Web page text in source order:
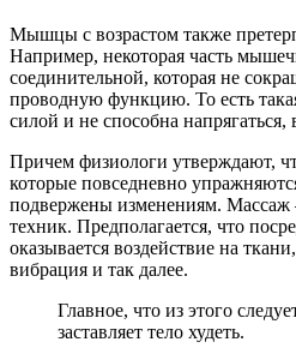
Мышцы с возрастом также
Например, некоторая часть
соединительной, которая не
проводную функцию. То есть
силой и не способна напрягаться,
Причем физиологи утверждают,
которые повседневно
подвержены изменениям. Массаж
техник. Предполагается, что
оказывается воздействие на
вибрация и так далее.
Главное, что из этого
заставляет тело худеть.